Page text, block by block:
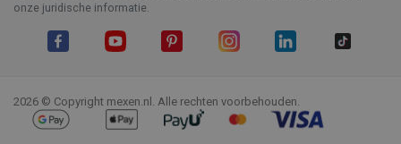
onze juridische informatie.
2026 © Copyright mexen.nl. Alle rechten voorbehouden.